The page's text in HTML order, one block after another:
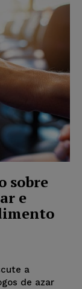
sobre
e
a
de azar